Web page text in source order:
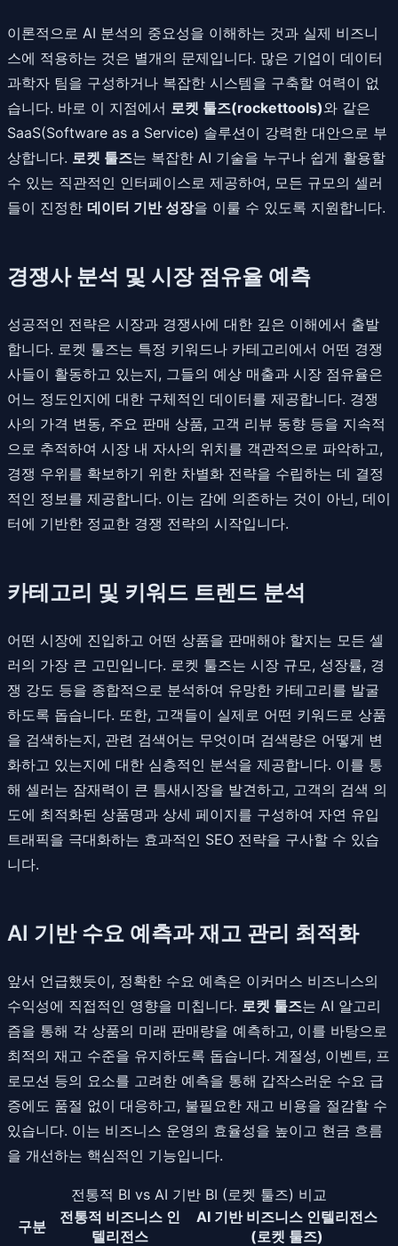
이론적으로 AI 분석의 중요성을 이해하는 것과 실제 비즈니
스에 적용하는 것은 별개의 문제입니다. 많은 기업이 데이터
과학자 팀을 구성하거나 복잡한 시스템을 구축할 여력이 없
습니다. 바로 이 지점에서 로켓 툴즈(rockettools)와 같은
SaaS(Software as a Service) 솔루션이 강력한 대안으로 부
상합니다. 로켓 툴즈는 복잡한 AI 기술을 누구나 쉽게 활용할
수 있는 직관적인 인터페이스로 제공하여, 모든 규모의 셀러
들이 진정한 데이터 기반 성장을 이룰 수 있도록 지원합니다.
경쟁사 분석 및 시장 점유율 예측
성공적인 전략은 시장과 경쟁사에 대한 깊은 이해에서 출발
합니다. 로켓 툴즈는 특정 키워드나 카테고리에서 어떤 경쟁
사들이 활동하고 있는지, 그들의 예상 매출과 시장 점유율은
어느 정도인지에 대한 구체적인 데이터를 제공합니다. 경쟁
사의 가격 변동, 주요 판매 상품, 고객 리뷰 동향 등을 지속적
으로 추적하여 시장 내 자사의 위치를 객관적으로 파악하고,
경쟁 우위를 확보하기 위한 차별화 전략을 수립하는 데 결정
적인 정보를 제공합니다. 이는 감에 의존하는 것이 아닌, 데이
터에 기반한 정교한 경쟁 전략의 시작입니다.
카테고리 및 키워드 트렌드 분석
어떤 시장에 진입하고 어떤 상품을 판매해야 할지는 모든 셀
러의 가장 큰 고민입니다. 로켓 툴즈는 시장 규모, 성장률, 경
쟁 강도 등을 종합적으로 분석하여 유망한 카테고리를 발굴
하도록 돕습니다. 또한, 고객들이 실제로 어떤 키워드로 상품
을 검색하는지, 관련 검색어는 무엇이며 검색량은 어떻게 변
화하고 있는지에 대한 심층적인 분석을 제공합니다. 이를 통
해 셀러는 잠재력이 큰 틈새시장을 발견하고, 고객의 검색 의
도에 최적화된 상품명과 상세 페이지를 구성하여 자연 유입
트래픽을 극대화하는 효과적인 SEO 전략을 구사할 수 있습
니다.
AI 기반 수요 예측과 재고 관리 최적화
앞서 언급했듯이, 정확한 수요 예측은 이커머스 비즈니스의
수익성에 직접적인 영향을 미칩니다. 로켓 툴즈는 AI 알고리
즘을 통해 각 상품의 미래 판매량을 예측하고, 이를 바탕으로
최적의 재고 수준을 유지하도록 돕습니다. 계절성, 이벤트, 프
로모션 등의 요소를 고려한 예측을 통해 갑작스러운 수요 급
증에도 품절 없이 대응하고, 불필요한 재고 비용을 절감할 수
있습니다. 이는 비즈니스 운영의 효율성을 높이고 현금 흐름
을 개선하는 핵심적인 기능입니다.
전통적 BI vs AI 기반 BI (로켓 툴즈) 비교
구분
전통적 비즈니스 인
텔리전스
AI 기반 비즈니스 인텔리전스
(로켓 툴즈)